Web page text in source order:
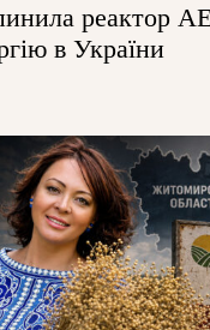
реактор
в України